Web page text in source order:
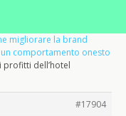
migliorare la brand
comportamento onesto
profitti dell’hotel
#17904